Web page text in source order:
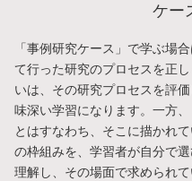
ケー
「事例研究ケース」で学ぶ場
て行った研究のプロセスを正
いは、その研究プロセスを評
味深い学習になります。一方
とはすなわち、そこに描かれ
の枠組みを、学習者が自分で
理解し、その場面で求められ